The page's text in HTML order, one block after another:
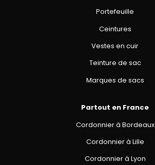
Portefeuille
Ceintures
Vestes en cuir
Teinture de sac
Marques de sacs
Partout en France
Cordonnier à Bordeaux
Cordonnier à Lille
Cordonnier à Lyon